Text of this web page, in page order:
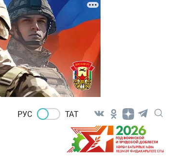
РУС ТАТ